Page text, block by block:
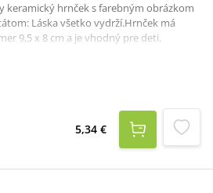
keramický hrnček s farebným obrázkom
Láska všetko vydrží.Hrnček má
9,5 x 8 cm a je vhodný pre deti.
5,34 €